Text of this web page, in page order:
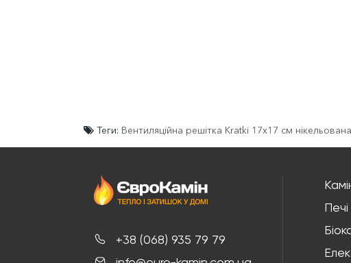
Теги: Вентиляційна решітка Kratki 17x17 см
+38 (068) 935 79 79
Печі